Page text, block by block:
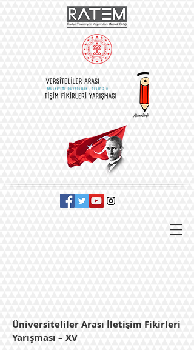
Üniversiteliler Arası İletişim Fikirleri
Yarışması – XV